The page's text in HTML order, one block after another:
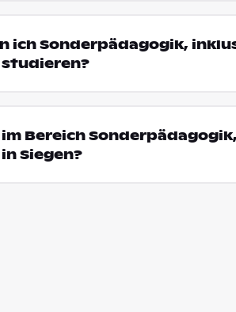
ich Sonderpädagogik,
studieren?
Bereich
Siegen?